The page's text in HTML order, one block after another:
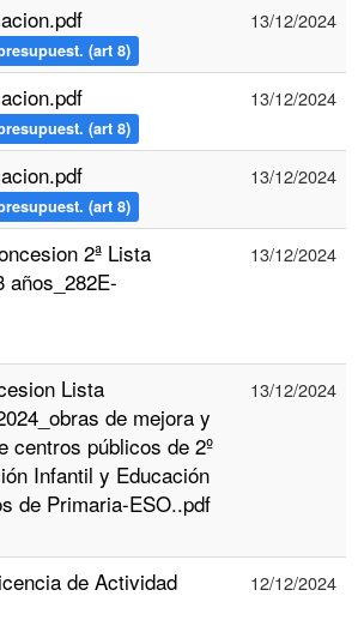
(art 8)
13/12/2024
(art 8)
13/12/2024
(art 8)
13/12/2024
2ª Lista
años_282E-
13/12/2024
Lista
de mejora y
centros públicos de 2º
Infantil y Educación
de Primaria-ESO..pdf
13/12/2024
de Actividad
12/12/2024